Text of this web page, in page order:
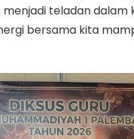
menjadi teladan
bersama kita